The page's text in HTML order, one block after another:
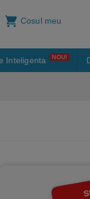
Cosul meu
Inteligenta NOU!